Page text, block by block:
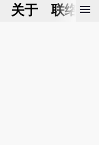
关于 联络我
menu